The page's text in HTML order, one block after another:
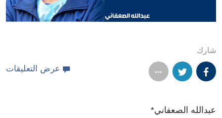
شارك
عرض التعليقات
عبدالله الصعفاني*